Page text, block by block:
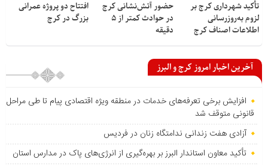
تأکید شهرداری کرج بر
لزوم به‌روزرسانی
اطلاعات اصناف کرج
حضور آتش‌نشانی کرج
در حوادث کمتر از ۵
دقیقه
افتتاح دو پروژه عمرانی
بزرگ در کرج
آخرین اخبار امروز کرج و البرز
افزایش برخی تعرفه‌های خدمات در منطقه ویژه اقتصادی پیام تا طی مراحل
قانونی متوقف شد
آزادی هفت زندانی ندامتگاه زنان در فردیس
تأکید معاون استاندار البرز بر بهره‌گیری از انرژی‌های پاک در مدارس استان